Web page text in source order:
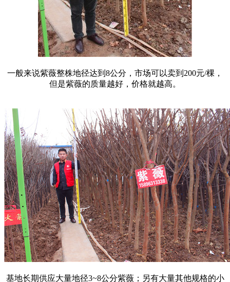
一般来说紫薇整株地径达到8公分，市场可以卖到200元/棵，
但是紫薇的质量越好，价格就越高。
基地长期供应大量地径3~8公分紫薇；另有大量其他规格的小